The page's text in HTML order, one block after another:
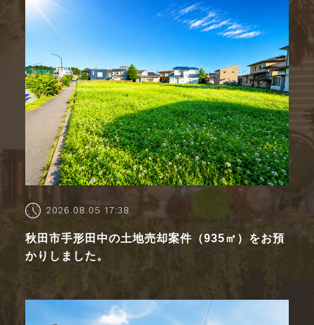
2026.08.05 17:38
秋田市手形田中の土地売却案件（935㎡）をお預
かりしました。